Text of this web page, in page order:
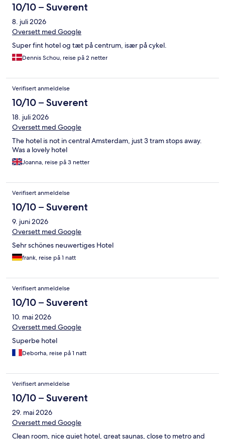
10/10 – Suverent
8. juli 2026
Oversett med Google
Super fint hotel og tæt på centrum, især på cykel.
Dennis Schou, reise på 2 netter
Verifisert anmeldelse
10/10 – Suverent
18. juli 2026
Oversett med Google
The hotel is not in central Amsterdam, just 3 tram stops away.
Was a lovely hotel
Joanna, reise på 3 netter
Verifisert anmeldelse
10/10 – Suverent
9. juni 2026
Oversett med Google
Sehr schönes neuwertiges Hotel
frank, reise på 1 natt
Verifisert anmeldelse
10/10 – Suverent
10. mai 2026
Oversett med Google
Superbe hotel
Deborha, reise på 1 natt
Verifisert anmeldelse
10/10 – Suverent
29. mai 2026
Oversett med Google
Clean room, nice quiet hotel, great saunas, close to metro and